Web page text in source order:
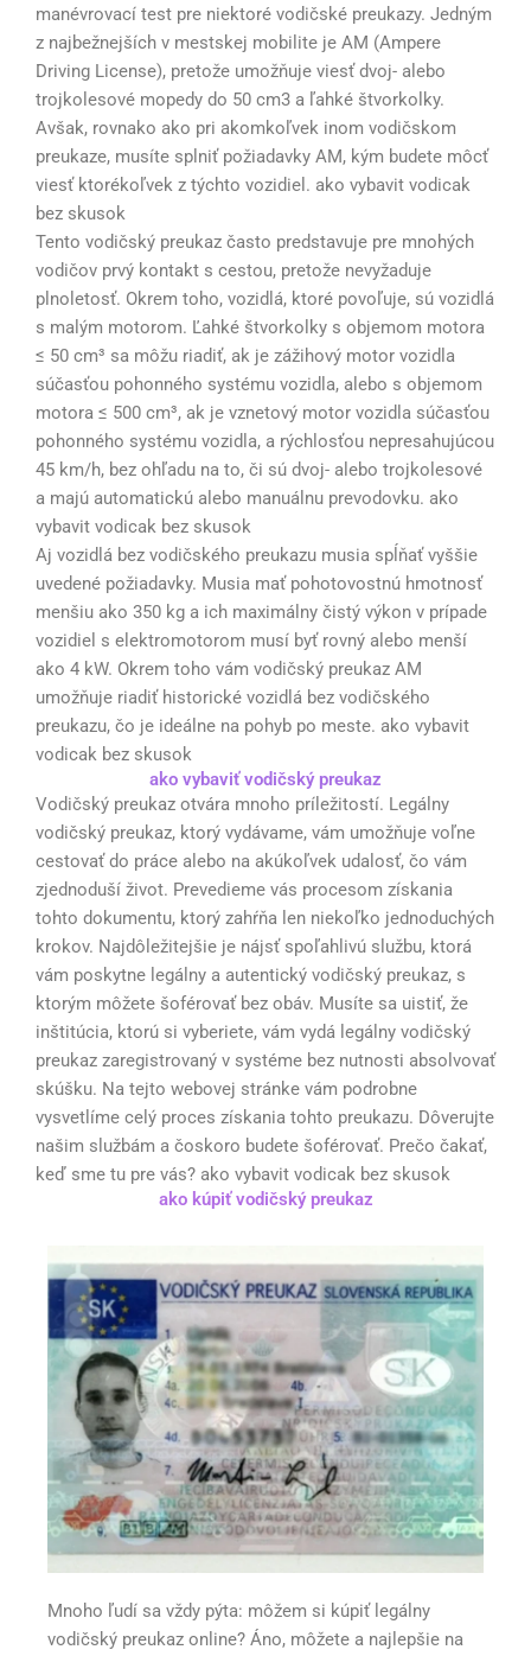
manévrovací test pre niektoré vodičské preukazy. Jedným
z najbežnejších v mestskej mobilite je AM (Ampere
Driving License), pretože umožňuje viesť dvoj- alebo
trojkolesové mopedy do 50 cm3 a ľahké štvorkolky.
Avšak, rovnako ako pri akomkoľvek inom vodičskom
preukaze, musíte splniť požiadavky AM, kým budete môcť
viesť ktorékoľvek z týchto vozidiel. ako vybavit vodicak
bez skusok
Tento vodičský preukaz často predstavuje pre mnohých
vodičov prvý kontakt s cestou, pretože nevyžaduje
plnoletosť. Okrem toho, vozidlá, ktoré povoľuje, sú vozidlá
s malým motorom. Ľahké štvorkolky s objemom motora
≤ 50 cm³ sa môžu riadiť, ak je zážihový motor vozidla
súčasťou pohonného systému vozidla, alebo s objemom
motora ≤ 500 cm³, ak je vznetový motor vozidla súčasťou
pohonného systému vozidla, a rýchlosťou nepresahujúcou
45 km/h, bez ohľadu na to, či sú dvoj- alebo trojkolesové
a majú automatickú alebo manuálnu prevodovku. ako
vybavit vodicak bez skusok
Aj vozidlá bez vodičského preukazu musia spĺňať vyššie
uvedené požiadavky. Musia mať pohotovostnú hmotnosť
menšiu ako 350 kg a ich maximálny čistý výkon v prípade
vozidiel s elektromotorom musí byť rovný alebo menší
ako 4 kW. Okrem toho vám vodičský preukaz AM
umožňuje riadiť historické vozidlá bez vodičského
preukazu, čo je ideálne na pohyb po meste. ako vybavit
vodicak bez skusok
ako vybaviť vodičský preukaz
Vodičský preukaz otvára mnoho príležitostí. Legálny
vodičský preukaz, ktorý vydávame, vám umožňuje voľne
cestovať do práce alebo na akúkoľvek udalosť, čo vám
zjednoduší život. Prevedieme vás procesom získania
tohto dokumentu, ktorý zahŕňa len niekoľko jednoduchých
krokov. Najdôležitejšie je nájsť spoľahlivú službu, ktorá
vám poskytne legálny a autentický vodičský preukaz, s
ktorým môžete šoférovať bez obáv. Musíte sa uistiť, že
inštitúcia, ktorú si vyberiete, vám vydá legálny vodičský
preukaz zaregistrovaný v systéme bez nutnosti absolvovať
skúšku. Na tejto webovej stránke vám podrobne
vysvetlíme celý proces získania tohto preukazu. Dôverujte
našim službám a čoskoro budete šoférovať. Prečo čakať,
keď sme tu pre vás? ako vybavit vodicak bez skusok
ako kúpiť vodičský preukaz
Mnoho ľudí sa vždy pýta: môžem si kúpiť legálny
vodičský preukaz online? Áno, môžete a najlepšie na